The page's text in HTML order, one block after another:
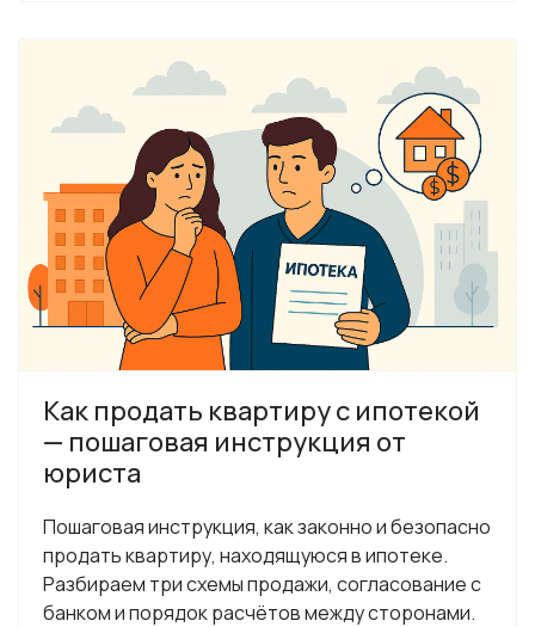
Как продать квартиру с ипотекой
— пошаговая инструкция от
юриста
Пошаговая инструкция, как законно и безопасно
продать квартиру, находящуюся в ипотеке.
Разбираем три схемы продажи, согласование с
банком и порядок расчётов между сторонами.